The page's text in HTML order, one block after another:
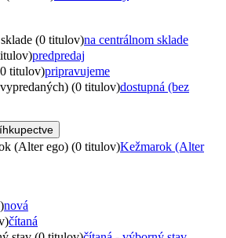
(0 titulov)na centrálnom sklade
predpredaj
titulov)pripravujeme
(0 titulov)dostupná (bez
(Alter ego) (0 titulov)Kežmarok (Alter
nová
čítaná